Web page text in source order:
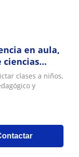
en aula,
ciencias
clases a niños,
y